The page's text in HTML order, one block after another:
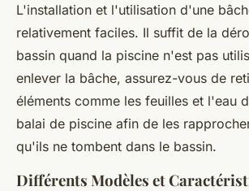
L'installation et l'utilisation d'une
relativement faciles. Il suffit de la
bassin quand la piscine n'est pas
enlever la bâche, assurez-vous de
éléments comme les feuilles et l'eau
balai de piscine afin de les
qu'ils ne tombent dans le bassin.
Différents Modèles et